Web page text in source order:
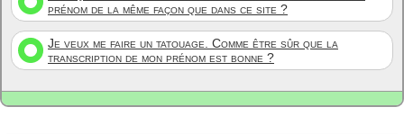
prénom de la même façon que dans ce site ?
Je veux me faire un tatouage. Comme être sûr que la
transcription de mon prénom est bonne ?